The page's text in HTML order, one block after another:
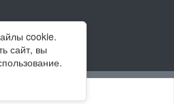
cookie.
сайт, вы